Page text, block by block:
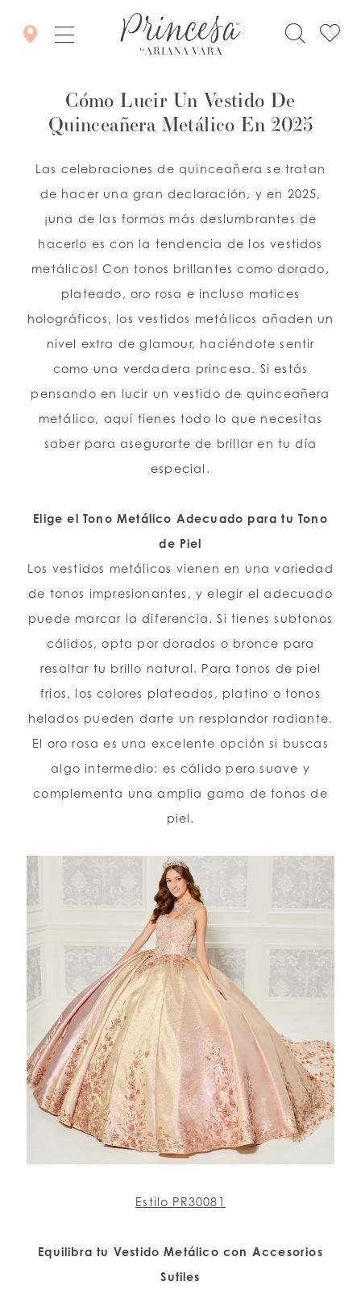
ESPAÑOL INGLES
Cómo Lucir Un Vestido De
Quinceañera Metálico En 2025
Las celebraciones de quinceañera se tratan
de hacer una gran declaración, y en 2025,
¡una de las formas más deslumbrantes de
hacerlo es con la tendencia de los vestidos
metálicos! Con tonos brillantes como dorado,
plateado, oro rosa e incluso matices
holográficos, los vestidos metálicos añaden un
nivel extra de glamour, haciéndote sentir
como una verdadera princesa. Si estás
pensando en lucir un vestido de quinceañera
metálico, aquí tienes todo lo que necesitas
saber para asegurarte de brillar en tu día
especial.
Elige el Tono Metálico Adecuado para tu Tono
de Piel
Los vestidos metálicos vienen en una variedad
de tonos impresionantes, y elegir el adecuado
puede marcar la diferencia. Si tienes subtonos
cálidos, opta por dorados o bronce para
resaltar tu brillo natural. Para tonos de piel
fríos, los colores plateados, platino o tonos
helados pueden darte un resplandor radiante.
El oro rosa es una excelente opción si buscas
algo intermedio: es cálido pero suave y
complementa una amplia gama de tonos de
piel.
Estilo PR30081
Equilibra tu Vestido Metálico con Accesorios
Sutiles